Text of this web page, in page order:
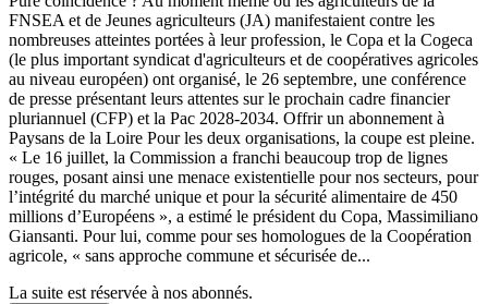
FNSEA et de Jeunes agriculteurs (JA) manifestaient contre les
nombreuses atteintes portées à leur profession, le Copa et la Cogeca
(le plus important syndicat d'agriculteurs et de coopératives agricoles
au niveau européen) ont organisé, le 26 septembre, une conférence
de presse présentant leurs attentes sur le prochain cadre financier
pluriannuel (CFP) et la Pac 2028-2034. Offrir un abonnement à
Paysans de la Loire Pour les deux organisations, la coupe est pleine.
« Le 16 juillet, la Commission a franchi beaucoup trop de lignes
rouges, posant ainsi une menace existentielle pour nos secteurs, pour
l’intégrité du marché unique et pour la sécurité alimentaire de 450
millions d’Européens », a estimé le président du Copa, Massimiliano
Giansanti. Pour lui, comme pour ses homologues de la Coopération
agricole, « sans approche commune et sécurisée de...
La suite est réservée à nos abonnés.